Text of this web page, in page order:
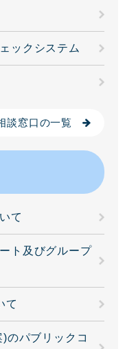
ックシステム
談窓口の一覧
て
ト及びグループ
て
のパブリックコ